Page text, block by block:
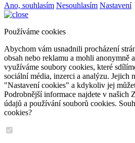
Ano, souhlasím Nesouhlasím Nastavení
Používáme cookies
Abychom vám usnadnili procházení
obsah nebo reklamu a mohli anonymně
využíváme soubory cookies, které
sociální média, inzerci a analýzu. Jejich
"Nastavení cookies" a kdykoliv jej
Podrobnější informace najdete v našich
údajů a používání souborů cookies.
cookies?